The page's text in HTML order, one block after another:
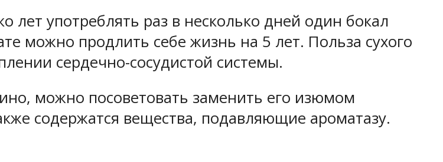
лет употреблять раз в несколько дней один бокал
можно продлить себе жизнь на 5 лет. Польза сухого
сердечно-сосудистой системы.
можно посоветовать заменить его изюмом
содержатся вещества, подавляющие ароматазу.